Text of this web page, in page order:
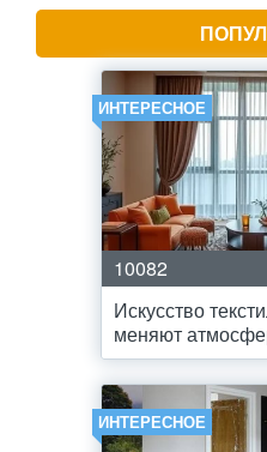
ИНТЕРЕСНОЕ
10082
Искусство
меняют
ИНТЕРЕСНОЕ